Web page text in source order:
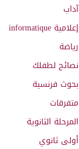
آداب
إعلامية informatique
رياضة
نصائح لطفلك
بحوث فرنسية
متفرقات
المرحلة الثانوية
أولى ثانوي